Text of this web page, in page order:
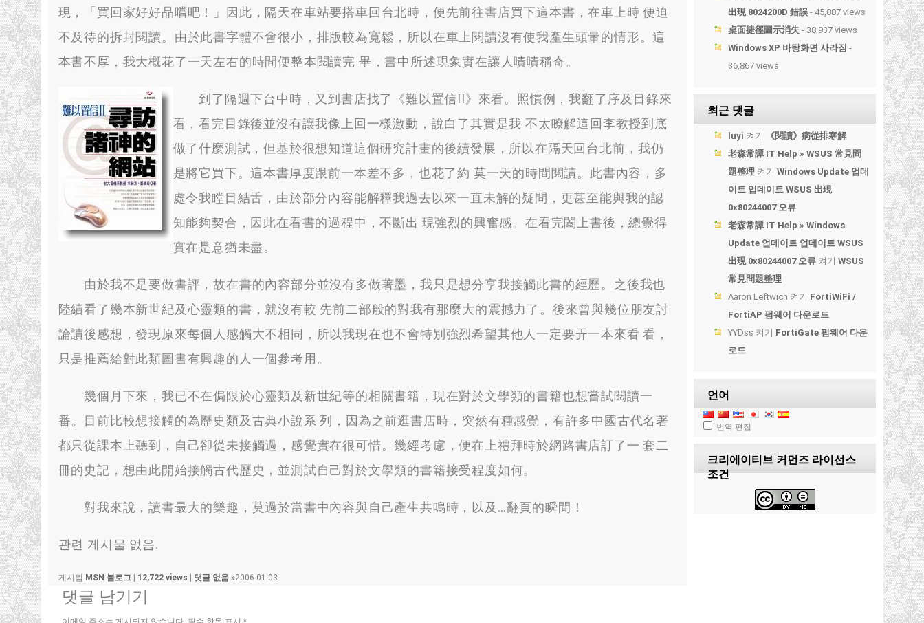
現 ， 「買回家好好品嚐吧！」因此 ， 隔天在車站要搭車回台北時 ， 便先前往書店買下這本書 ，在車上時 便迫
不及待的拆封閱讀。 由於此書字體不會很小 ， 排版較為寬鬆 ， 所以在車上閱讀沒有使我產生頭暈的情形。這
本書不厚 ， 我大概花了一天左右的時間便整本閱讀完 畢 ，書中所述現象實在讓人嘖嘖稱奇。
到了隔週下台中時 ， 又到書店找了《難以置信II》來看。 照慣例 ，我翻了序及目錄來
看 ，看完目錄後並沒有讓我像上回一樣激動 ， 說白了其實是我 不太瞭解這回李教授到底
做了什麼測試 ，但基於很想知道這個研究計畫的後續發展 ， 所以在隔天回台北前 ，我仍
是將它買下。這本書厚度跟前一本差不多 ， 也花了約 莫一天的時間閱讀。 此書內容 ， 多
處令我瞠目結舌 ， 由於部分內容能解釋我過去以來一直未解的疑問 ， 更甚至能與我的認
知能夠契合 ， 因此在看書的過程中 ，不斷出 現強烈的興奮感。 在看完闔上書後 ，總覺得
實在是意猶未盡。
由於我不是要做書評 ，故在書的內容部分並沒有多做著墨 ， 我只是想分享我接觸此書的經歷。 之後我也
陸續看了幾本新世紀及心靈類的書 ， 就沒有較 先前二部般的對我有那麼大的震撼力了 。 後來曾與幾位朋友討
論讀後感想 ，發現原來每個人感觸大不相同 ， 所以我現在也不會特別強烈希望其他人一定要弄一本來看 看 ，
只是推薦給對此類圖書有興趣的人一個參考用 。
幾個月下來 ， 我已不在侷限於心靈類及新世紀等的相關書籍 ， 現在對於文學類的書籍也想嘗試閱讀一
番。 目前比較想接觸的為歷史類及古典小說系 列 ， 因為之前逛書店時 ， 突然有種感覺 ， 有許多中國古代名著
都只從課本上聽到
， 自己卻從未接觸過 ， 感覺實在很可惜。 幾經考慮 ，便在上禮拜時於網路書店訂了一 套二
冊的史記 ， 想由此開始接觸古代歷史 ， 並測試自己對於文學類的書籍接受程度如何。
對我來說 ，讀書最大的樂趣 ， 莫過於當書中內容與自己產生共鳴時 ， 以及 …翻頁的瞬間！
관련 게시물 없음.
게시됨 MSN 블로그 12,722 views 댓글 없음 »2006-01-03
댓글 남기기
出現 8024200D 錯誤 - 45,887 views
桌面捷徑圖示消失 - 38,937 views
Windows XP 바탕화면 사라짐 -
36,867 views
최근 댓글
luyi 켜기
《閱讀》病從排寒解
老森常譚 IT Help » WSUS 常見問
題整理 켜기 Windows Update 업데
이트 업데이트 WSUS 出現
0x80244007 오류
老森常譚 IT Help » Windows
Update 업데이트 업데이트 WSUS
出現 0x80244007 오류 켜기 WSUS
常見問題整理
Aaron Leftwich 켜기 FortiWiFi /
FortiAP 펌웨어 다운로드
YYDss 켜기 FortiGate 펌웨어 다운
로드
언어
번역 편집
크리에이티브 커먼즈 라이선스
조건